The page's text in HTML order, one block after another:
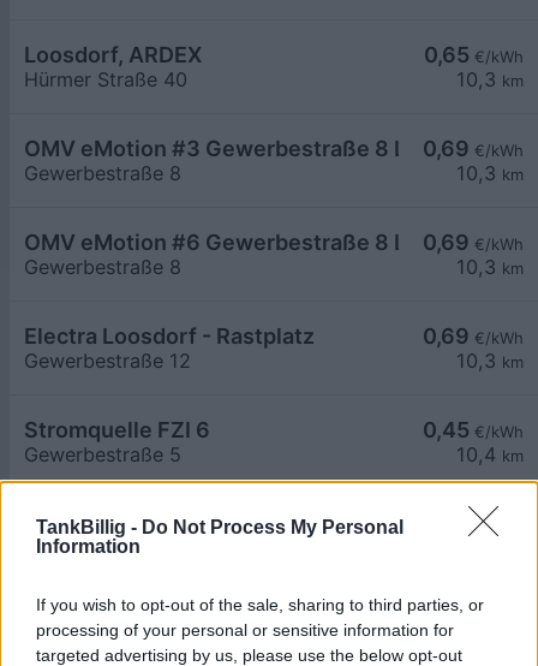
TankBillig - Do Not Process My Personal
Information
If you wish to opt-out of the sale, sharing to third parties, or
processing of your personal or sensitive information for
targeted advertising by us, please use the below opt-out
0,65 €/kWh
10,3 km
Loosdorf, ARDEX
Hürmer Straße 40
0,69 €/kWh
10,3 km
OMV eMotion #3 Gewerbestraße 8 Loosdorf
Gewerbestraße 8
0,69 €/kWh
10,3 km
OMV eMotion #6 Gewerbestraße 8 Loosdorf
Gewerbestraße 8
0,69 €/kWh
10,3 km
Electra Loosdorf - Rastplatz
Gewerbestraße 12
0,45 €/kWh
10,4 km
Stromquelle FZI 6
Gewerbestraße 5
€/kWh
Stromquelle FZI 5
Gewerbestraße 5
0,45
Stromquelle FZI 3
Gewerbestraße 5